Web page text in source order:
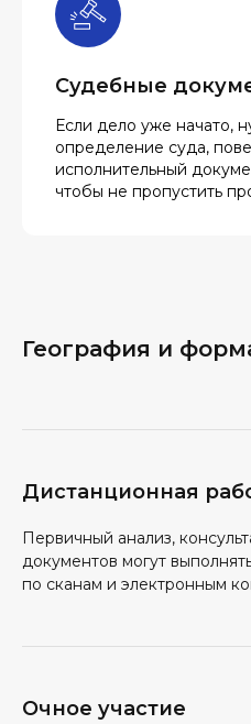
Судебные
Если дело уже начато,
определение суда,
исполнительный
чтобы не пропустить
География и
Дистанционная
Первичный анализ,
документов могут
по сканам и электронным
Очное участие